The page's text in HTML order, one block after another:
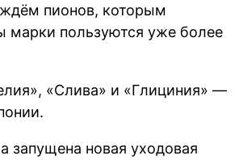
пионов, которым
марки пользуются уже более
«Слива» и «Глициния» —
запущена новая уходовая